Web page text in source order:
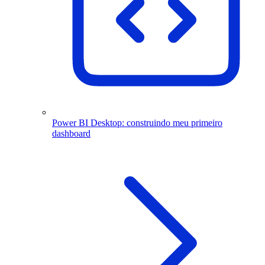
Power BI Desktop: construindo meu primeiro
dashboard